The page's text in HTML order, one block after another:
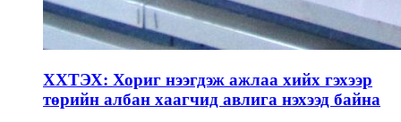
ХХТЭХ: Хориг нээгдэж ажлаа хийх гэхээр
төрийн албан хаагчид авлига нэхээд байна